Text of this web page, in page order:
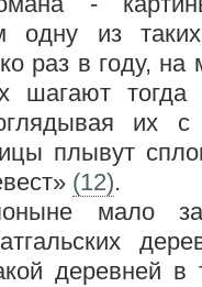
одну из
раз в году,
шагают
их
плывут
(12).
мало
деревней в